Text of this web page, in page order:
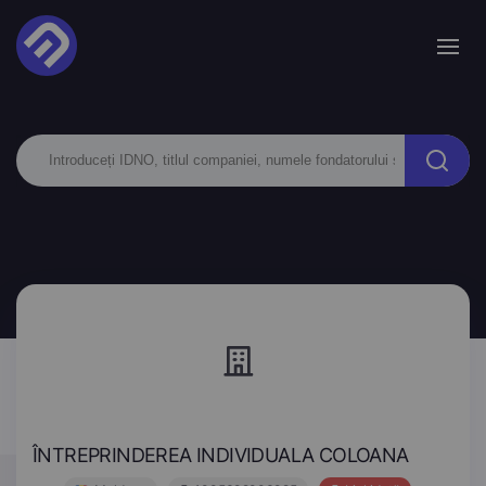
ÎNTREPRINDEREA INDIVIDUALA COLOANA